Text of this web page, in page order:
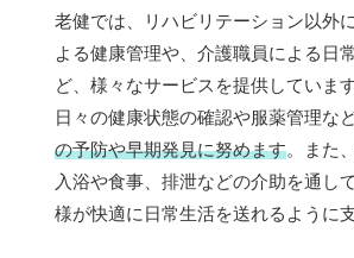
老健では、リハビリテーション以外
よる健康管理や、介護職員による日
ど、様々なサービスを提供していま
日々の健康状態の確認や服薬管理な
の予防や早期発見に努めます。また
入浴や食事、排泄などの介助を通し
様が快適に日常生活を送れるように